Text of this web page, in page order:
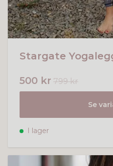
Stargate
500 kr 799 kr
Se
I lager